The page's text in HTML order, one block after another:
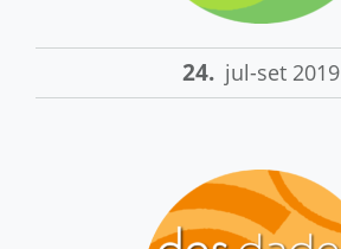
24. jul-set 2019